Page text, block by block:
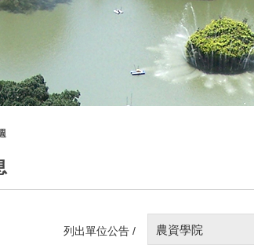
列出單位公告 / 農資學院